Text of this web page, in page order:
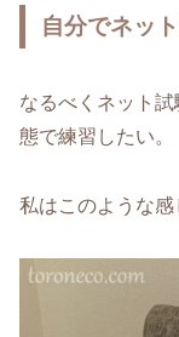
自分でネッ
なるべくネット
態で練習したい。
私はこのような感